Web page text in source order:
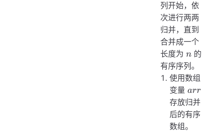
列开始，依
次进行两两
归并，直到
合并成一个
长度为n
n 的
有序序列。
使用数组
变量arr
arr
存放归并
后的有序
数组。